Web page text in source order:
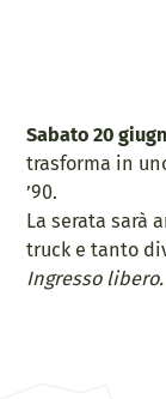
Sabato 20
trasforma in
’90.
La serata sarà
truck e tanto
Ingresso libero.